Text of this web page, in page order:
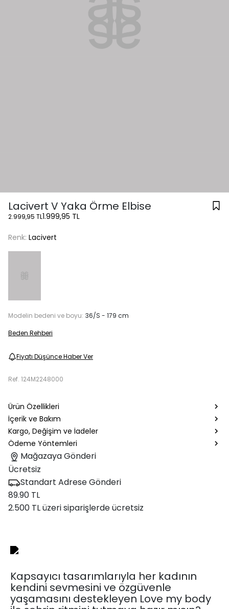
Lacivert V Yaka Örme Elbise
2.999,95 TL1.999,95 TL
Renk: Lacivert
Modelin bedeni ve boyu: 36/S - 179 cm
Beden Rehberi
Fiyatı Düşünce Haber Ver
Ref. 124M2248000
Ürün Özellikleri
İçerik ve Bakım
Kargo, Değişim ve İadeler
Ödeme Yöntemleri
Mağazaya Gönderi
Ücretsiz
Standart Adrese Gönderi
89.90 TL
2.500 TL üzeri siparişlerde ücretsiz
Kapsayıcı tasarımlarıyla her kadının
kendini sevmesini ve özgüvenle
yaşamasını destekleyen Love my body